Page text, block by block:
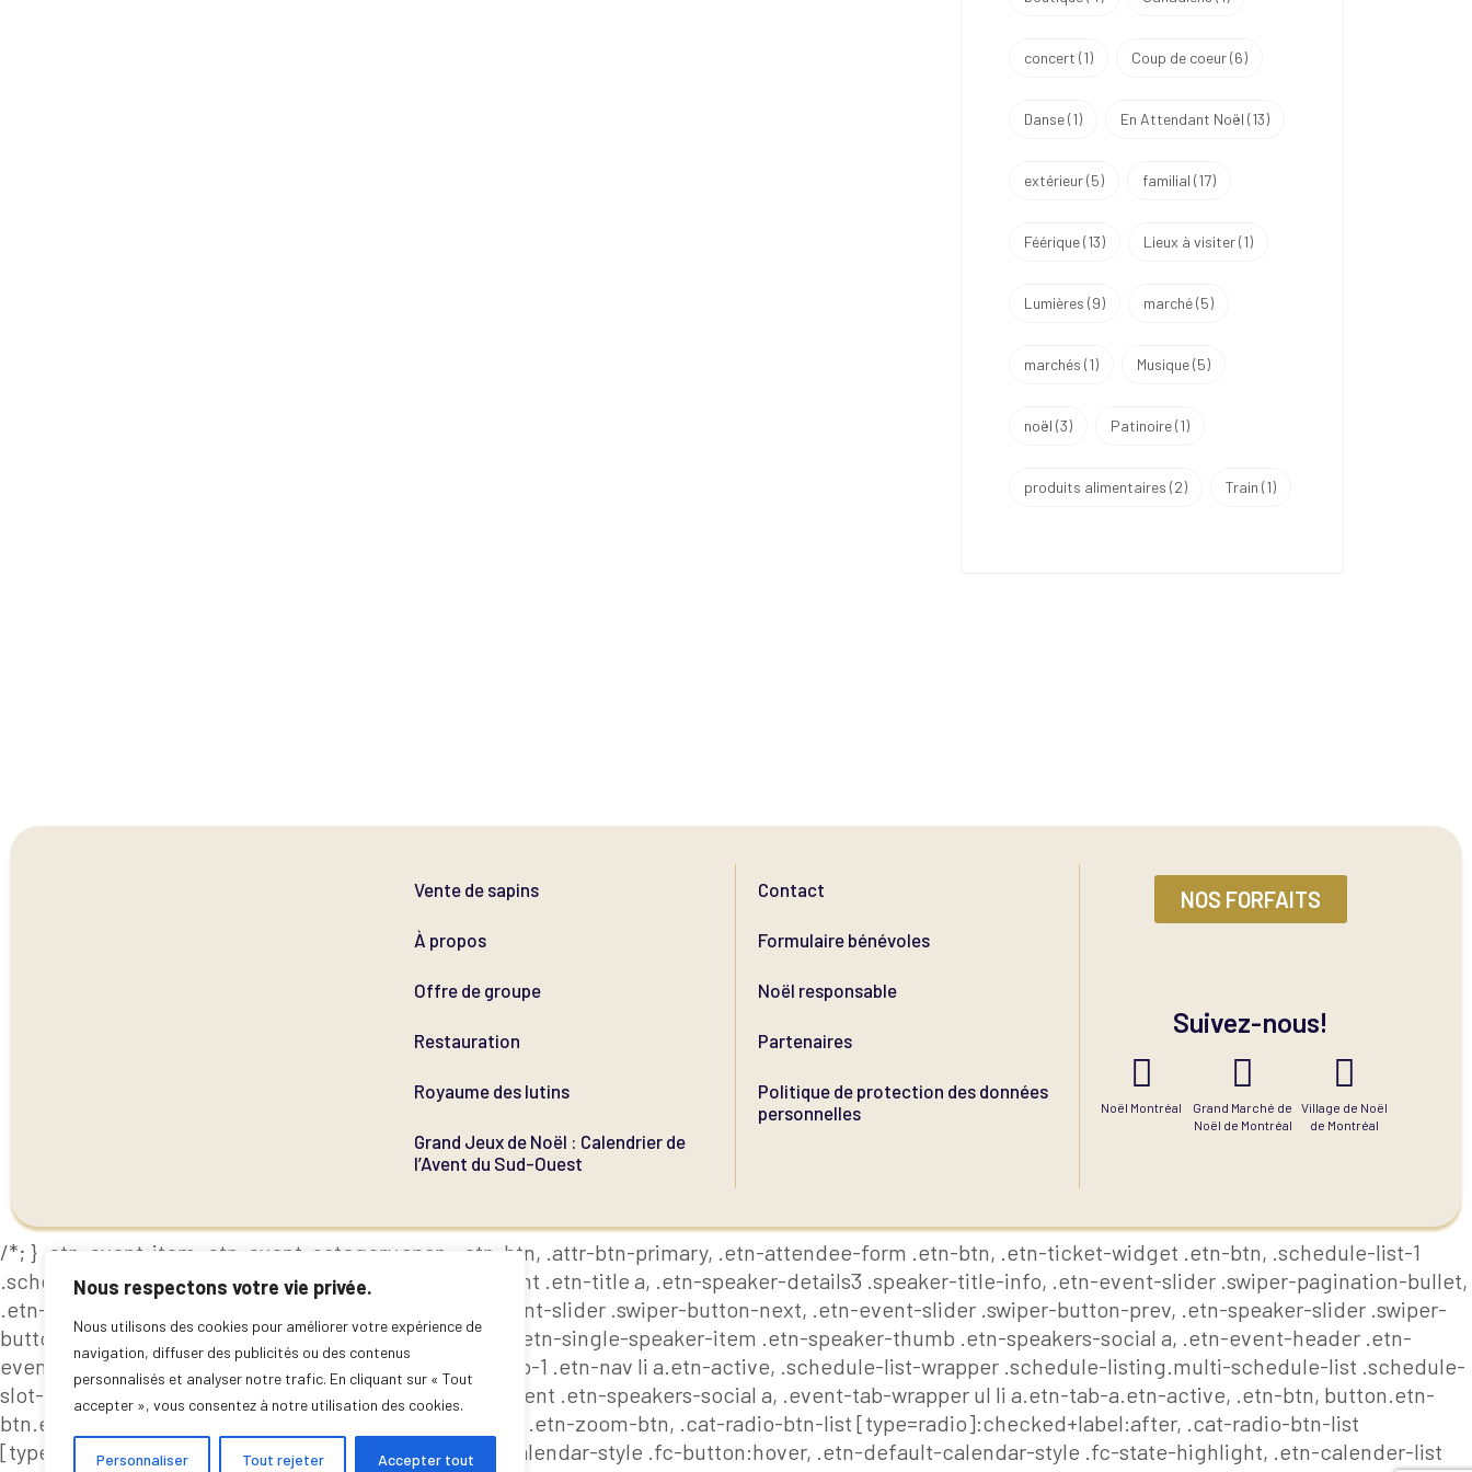
Nous respectons votre vie privée.
Nous utilisons des cookies pour améliorer votre expérience de
navigation, diffuser des publicités ou des contenus
personnalisés et analyser notre trafic. En cliquant sur « Tout
accepter », vous consentez à notre utilisation des cookies.
Personnaliser Tout rejeter Accepter tout
concert (1) Coup de coeur(6)
Danse(1) En Attendant Noël (13)
extérieur(5) familial (17)
Féérique(13) Lieux à visiter(1)
Lumières (9) marché(5)
marchés (1) Musique(5)
noël (3) Patinoire(1)
produits alimentaires (2) Train (1)
Vente de sapins
À propos
Offre de groupe
Restauration
Royaume des lutins
Grand Jeux de Noël : Calendrier de
l’Avent du Sud-Ouest
Contact
Formulaire bénévoles
Noël responsable
Partenaires
Politique de protection des données
personnelles
NOS FORFAITS
Suivez-nous!
Noël Montréal
Grand Marché de
Noël de Montréal
Village de Noël
de Montréal
/*; } .etn-event-item .etn-event-category span, .etn-btn, .attr-btn-primary, .etn-attendee-form .etn-btn, .etn-ticket-widget .etn-btn, .schedule-list-1
.schedule-header, .speaker-style4 .etn-speaker-content .etn-title a, .etn-speaker-details3 .speaker-title-info, .etn-event-slider .swiper-pagination-bullet,
.etn-speaker-slider .swiper-pagination-bullet, .etn-event-slider .swiper-button-next, .etn-event-slider .swiper-button-prev, .etn-speaker-slider .swiper-
button-next, .etn-speaker-slider .swiper-button-prev, .etn-single-speaker-item .etn-speaker-thumb .etn-speakers-social a, .etn-event-header .etn-
event-countdown-wrap .etn-count-item, .schedule-tab-1 .etn-nav li a.etn-active, .schedule-list-wrapper .schedule-listing.multi-schedule-list .schedule-
slot-time, .etn-speaker-item.style-3 .etn-speaker-content .etn-speakers-social a, .event-tab-wrapper ul li a.etn-tab-a.etn-active, .etn-btn, button.etn-
btn.etn-btn-primary, .etn-schedule-style-3 ul li:before, .etn-zoom-btn, .cat-radio-btn-list [type=radio]:checked+label:after, .cat-radio-btn-list
[type=radio]:not(:checked)+label:after, .etn-default-calendar-style .fc-button:hover, .etn-default-calendar-style .fc-state-highlight, .etn-calender-list